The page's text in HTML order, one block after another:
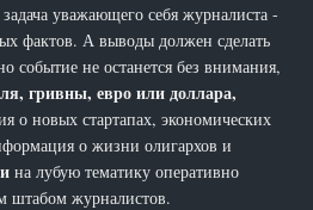
уважающего себя журналиста -
фактов. А выводы должен сделать
событие не останется без внимания,
гривны, евро или доллара,
о новых стартапах, экономических
о жизни олигархов и
на лубую тематику оперативно
штабом журналистов.